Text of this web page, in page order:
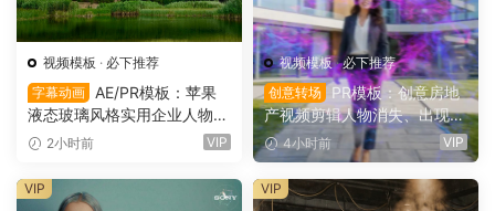
视频模板 · 必下推荐
字幕动画 AE/PR模板：苹果
液态玻璃风格实用企业人物宣
传下横栏字幕条文字标题动画
2小时前 VIP
视频模板·必下推荐
创意转场
PR模板：创意房地
产视频剪辑人物消失、出现电
影转场过渡（16154）
4小时前 VIP
VIP VIP